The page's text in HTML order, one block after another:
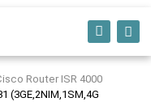
Router ISR 4000
(3GE,2NIM,1SM,4G